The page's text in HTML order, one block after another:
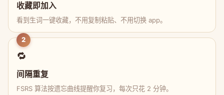
收藏即加入
看到生词一键收藏，不用复制粘贴、不用切换 app。
2
🔁
间隔重复
FSRS 算法按遗忘曲线提醒你复习，每次只花 2 分钟。